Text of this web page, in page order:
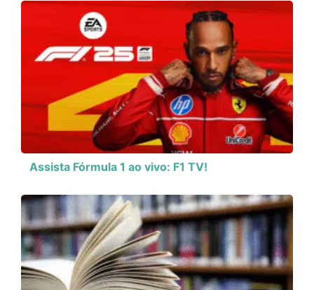
Assista Fórmula 1 ao vivo: F1 TV!